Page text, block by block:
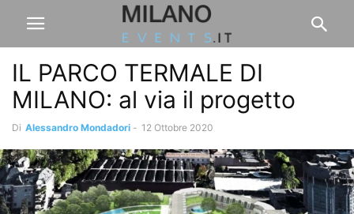
IL PARCO TERMALE DI
MILANO: al via il progetto
Di Alessandro Mondadori - 12 Ottobre 2020